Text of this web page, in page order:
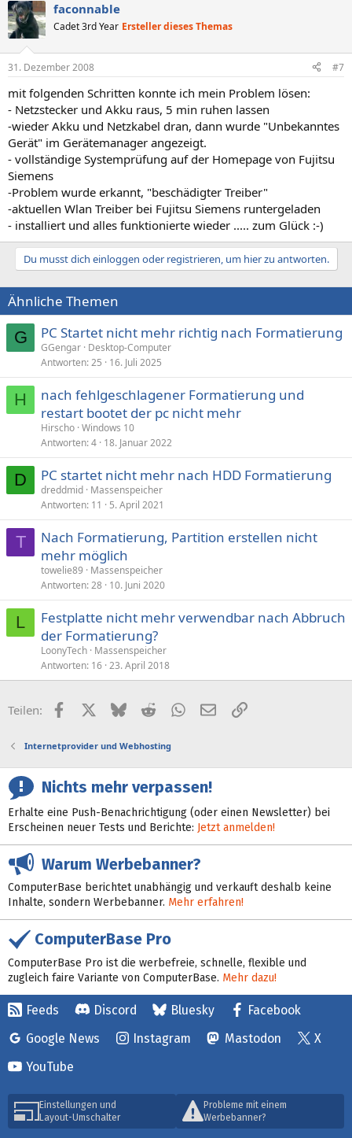
faconnable
Cadet 3rd Year Ersteller dieses Themas
31. Dezember 2008 #7
mit folgenden Schritten konnte ich mein Problem lösen:
- Netzstecker und Akku raus, 5 min ruhen lassen
-wieder Akku und Netzkabel dran, dann wurde "Unbekanntes
Gerät" im Gerätemanager angezeigt.
- vollständige Systemprüfung auf der Homepage von Fujitsu
Siemens
-Problem wurde erkannt, "beschädigter Treiber"
-aktuellen Wlan Treiber bei Fujitsu Siemens runtergeladen
- installiert und alles funktionierte wieder ..... zum Glück :-)
Du musst dich einloggen oder registrieren, um hier zu antworten.
Ähnliche Themen
G PC Startet nicht mehr richtig nach Formatierung
GGengar Desktop-Computer
Antworten 25 16. Juli 2025
H
nach fehlgeschlagener Formatierung und
restart bootet der pc nicht mehr
Hirscho Windows 10
Antworten 4 18. Januar 2022
D PC startet nicht mehr nach HDD Formatierung
dreddmid Massenspeicher
Antworten 11 5. April 2021
T
Nach Formatierung, Partition erstellen nicht
mehr möglich
towelie89
Massenspeicher
Antworten 28 10. Juni 2020
L
Festplatte nicht mehr verwendbar nach Abbruch
der Formatierung?
LoonyTech Massenspeicher
Antworten 16 23. April 2018
Teilen: FacebookX (Twitter)
BlueskyRedditWhatsApp
E-MailLink
Internetprovider und Webhosting
Nichts mehr verpassen!
Erhalte eine Push-Benachrichtigung (oder einen Newsletter) bei
Erscheinen neuer Tests und Berichte: Jetzt anmelden!
Warum Werbebanner?
ComputerBase berichtet unabhängig und verkauft deshalb keine
Inhalte, sondern Werbebanner. Mehr erfahren!
ComputerBase Pro
ComputerBase Pro ist die werbefreie, schnelle, flexible und
zugleich faire Variante von ComputerBase. Mehr dazu!
Feeds Discord Bluesky
Facebook
Google News
Instagram Mastodon
X
YouTube
Einstellungen und
Layout-Umschalter
Probleme mit einem
Werbebanner?